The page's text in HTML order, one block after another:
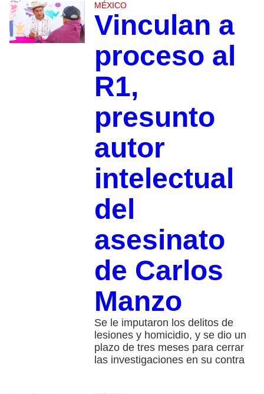
MÉXICO
Vinculan a
proceso al
R1,
presunto
autor
intelectual
del
asesinato
de Carlos
Manzo
Se le imputaron los delitos de
lesiones y homicidio, y se dio un
plazo de tres meses para cerrar
las investigaciones en su contra